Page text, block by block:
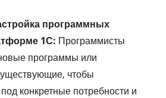
программных
1С: Программисты
программы или
чтобы
конкретные потребности и